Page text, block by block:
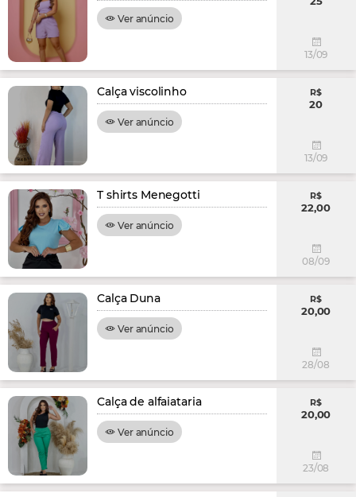
Ver anúncio
13/09
Calça viscolinho
Ver anúncio
R$
20
13/09
T shirts Menegotti
Ver anúncio
R$
22,00
08/09
Calça Duna
Ver anúncio
R$
20,00
28/08
Calça de alfaiataria
Ver anúncio
R$
20,00
23/08